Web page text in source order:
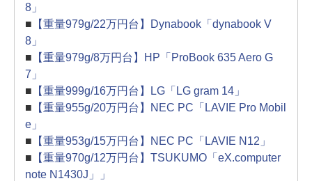
8」
■ 【重量979g/22万円台】Dynabook「dynabook V
8」
■ 【重量979g/8万円台】HP「ProBook 635 Aero G
7」
■ 【重量999g/16万円台】LG「LG gram 14」
■ 【重量955g/20万円台】NEC PC「LAVIE Pro Mobil
e」
■ 【重量953g/15万円台】NEC PC「LAVIE N12」
■ 【重量970g/12万円台】TSUKUMO「eX.computer
note N1430J」」